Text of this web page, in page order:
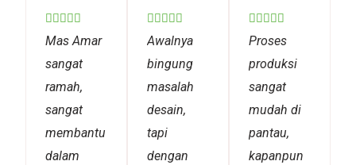
    Rated
5
out
5
Mas Amar
sangat
ramah,
sangat
membantu
dalam
    Rated
5
out
of
Awalnya
bingung
masalah
desain,
tapi
dengan
    
5
out
of
Proses
produksi
sangat
mudah di
pantau,
kapanpun